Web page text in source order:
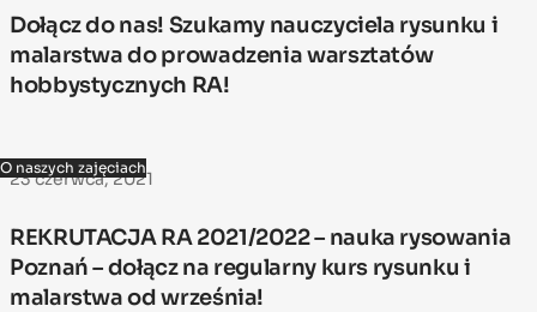
Dołącz do nas! Szukamy nauczyciela rysunku i
malarstwa do prowadzenia warsztatów
hobbystycznych RA!
O naszych zajęciach
23 czerwca, 2021
REKRUTACJA RA 2021/2022 – nauka rysowania
Poznań – dołącz na regularny kurs rysunku i
malarstwa od września!